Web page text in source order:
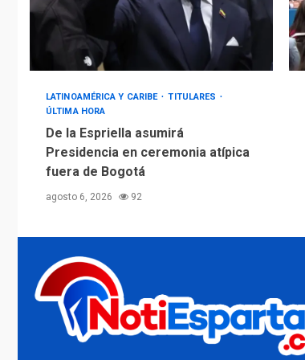
LATINOAMÉRICA Y CARIBE
TITULARES
ÚLTIMA HORA
De la Espriella asumirá
Presidencia en ceremonia atípica
fuera de Bogotá
agosto 6, 2026 92